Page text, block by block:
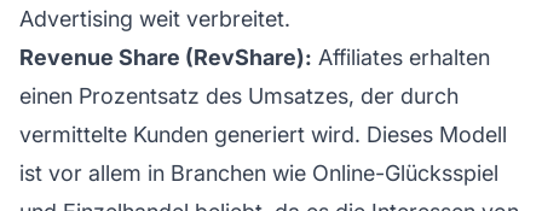
Advertising weit verbreitet.
Revenue Share (RevShare): Affiliates erhalten
einen Prozentsatz des Umsatzes, der durch
vermittelte Kunden generiert wird. Dieses Modell
ist vor allem in Branchen wie Online-Glücksspiel